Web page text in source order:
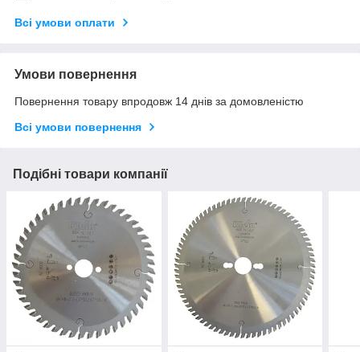
Всі умови оплати
Умови повернення
Повернення товару впродовж 14 днів за домовленістю
Всі умови повернення
Подібні товари компанії